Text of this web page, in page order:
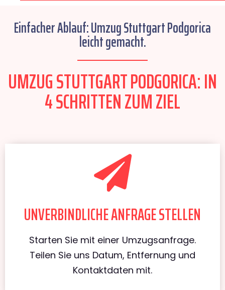
Einfacher Ablauf: Umzug Stuttgart Podgorica
leicht gemacht.
UMZUG STUTTGART PODGORICA: IN
4 SCHRITTEN ZUM ZIEL
UNVERBINDLICHE ANFRAGE STELLEN
Starten Sie mit einer Umzugsanfrage.
Teilen Sie uns Datum, Entfernung und
Kontaktdaten mit.